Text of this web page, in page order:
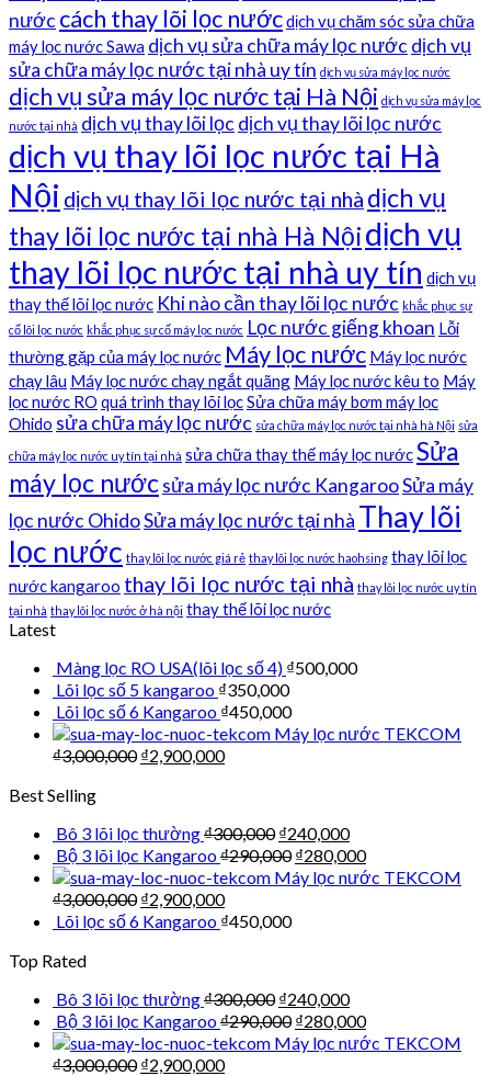
nước cách thay lõi lọc nướcdịch vụ chăm sóc sửa chữa
máy lọc nước Sawa dịch vụ sửa chữa máy lọc nước dịch vụ
sửa chữa máy lọc nước tại nhà uy tín dịch vụ sửa máy lọc nước
dịch vụ sửa máy lọc nước tại Hà Nội dịch vụ sửa máy lọc
nước tại nhà dịch vụ thay lõi lọc dịch vụ thay lõi lọc nước
dịch vụ thay lõi lọc nước tại Hà
Nội dịch vụ thay lõi lọc nước tại nhà dịch vụ
thay lõi lọc nước tại nhà Hà Nộidịch vụ
thay lõi lọc nước tại nhà uy tín dịch vụ
thay thế lõi lọc nước Khi nào cần thay lõi lọc nước khắc phục sự
cố lõi lọc nước khắc phục sự cố máy lọc nước Lọc nước giếng khoan Lỗi
thường gặp của máy lọc nước Máy lọc nước Máy lọc nước
chạy lâu Máy lọc nước chạy ngắt quãng Máy lọc nước kêu to Máy
lọc nước RO quá trình thay lõi lọcSửa chữa máy bơm máy lọc
Ohido sửa chữa máy lọc nước sửa chữa máy lọc nước tại nhà hà Nội sửa
chữa máy lọc nước uy tín tại nhà sửa chữa thay thế máy lọc nướcSửa
máy lọc nướcsửa máy lọc nước KangarooSửa máy
lọc nước OhidoSửa máy lọc nước tại nhà Thay lõi
lọc nước thay lõi lọc nước giá rẻ thay lõi lọc nước haohsing thay lõi lọc
nước kangaroo thay lõi lọc nước tại nhà thay lõi lọc nước uy tín
tại nhà thay lõi lọc nước ở hà nội thay thế lõi lọc nước
Latest
Màng lọc RO USA(lõi lọc số 4) ₫500,000
Lõi lọc số 5 kangaroo ₫350,000
Lõi lọc số 6 Kangaroo ₫450,000
Máy lọc nước TEKCOM
₫3,000,000 ₫2,900,000
Best Selling
Bô 3 lõi lọc thường₫300,000 ₫240,000
Bộ 3 lõi lọc Kangaroo₫290,000 ₫280,000
Máy lọc nước TEKCOM
₫3,000,000 ₫2,900,000
Lõi lọc số 6 Kangaroo ₫450,000
Top Rated
Bô 3 lõi lọc thường₫300,000 ₫240,000
Bộ 3 lõi lọc Kangaroo₫290,000 ₫280,000
Máy lọc nước TEKCOM
₫3,000,000 ₫2,900,000